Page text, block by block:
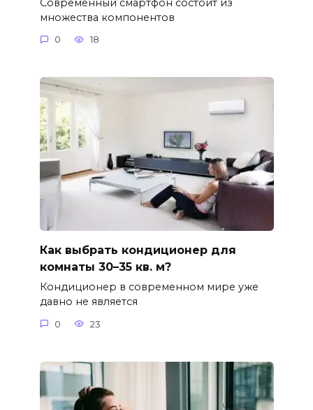
множества компонентов
0 18
Как выбрать кондиционер для
комнаты 30–35 кв. м?
Кондиционер в современном мире уже
давно не является
0 23